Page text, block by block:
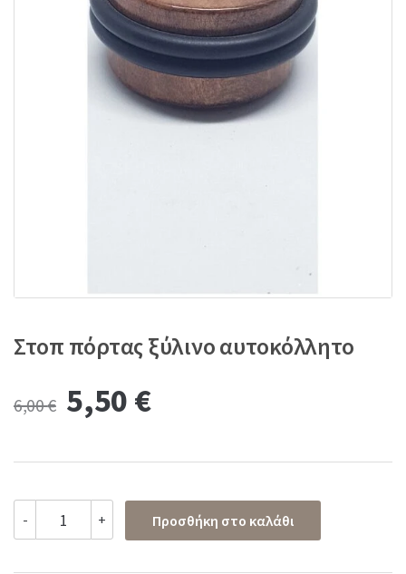
Στοπ πόρτας ξύλινο αυτοκόλλητο
6,00€ Original
was:
6,00 €.
5,50 €Current
is:
5,50 €.
-
πόρτας
ξύλινο
+ Προσθήκη στο καλάθι